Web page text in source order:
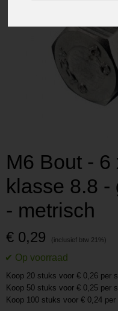
M6 Bout - 6
klasse 8.8 -
- metrisch
€ 0,29
Koop 20 stuks voor € 0,26 per
Koop 50 stuks voor € 0,25 per
Koop 100 stuks voor € 0,24